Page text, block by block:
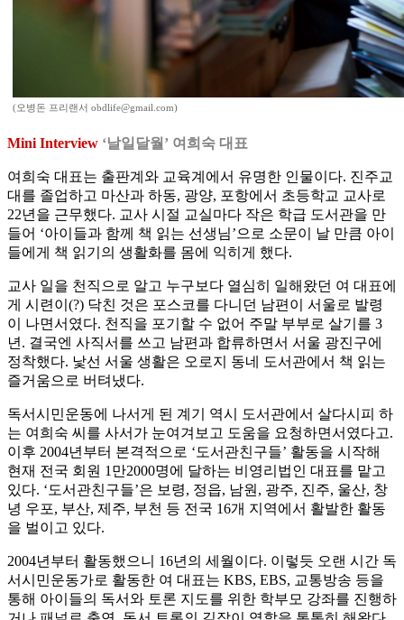
(오병돈 프리랜서 obdlife@gmail.com)
Mini Interview ‘날일달월’ 여희숙 대표
여희숙 대표는 출판계와 교육계에서 유명한 인물이다. 진주교
대를 졸업하고 마산과 하동, 광양, 포항에서 초등학교 교사로
22년을 근무했다. 교사 시절 교실마다 작은 학급 도서관을 만
들어 ‘아이들과 함께 책 읽는 선생님’으로 소문이 날 만큼 아이
들에게 책 읽기의 생활화를 몸에 익히게 했다.
교사 일을 천직으로 알고 누구보다 열심히 일해왔던 여 대표에
게 시련이(?) 닥친 것은 포스코를 다니던 남편이 서울로 발령
이 나면서였다. 천직을 포기할 수 없어 주말 부부로 살기를 3
년. 결국엔 사직서를 쓰고 남편과 합류하면서 서울 광진구에
정착했다. 낯선 서울 생활은 오로지 동네 도서관에서 책 읽는
즐거움으로 버텨냈다.
독서시민운동에 나서게 된 계기 역시 도서관에서 살다시피 하
는 여희숙 씨를 사서가 눈여겨보고 도움을 요청하면서였다고.
이후 2004년부터 본격적으로 ‘도서관친구들’ 활동을 시작해
현재 전국 회원 1만2000명에 달하는 비영리법인 대표를 맡고
있다. ‘도서관친구들’은 보령, 정읍, 남원, 광주, 진주, 울산, 창
녕 우포, 부산, 제주, 부천 등 전국 16개 지역에서 활발한 활동
을 벌이고 있다.
2004년부터 활동했으니 16년의 세월이다. 이렇듯 오랜 시간 독
서시민운동가로 활동한 여 대표는 KBS, EBS, 교통방송 등을
통해 아이들의 독서와 토론 지도를 위한 학부모 강좌를 진행하